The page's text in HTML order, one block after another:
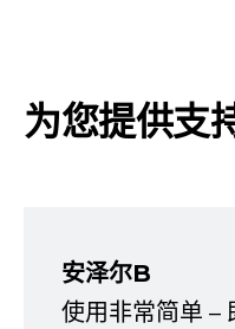
为您提供支
安泽尔B
使用非常简单 –